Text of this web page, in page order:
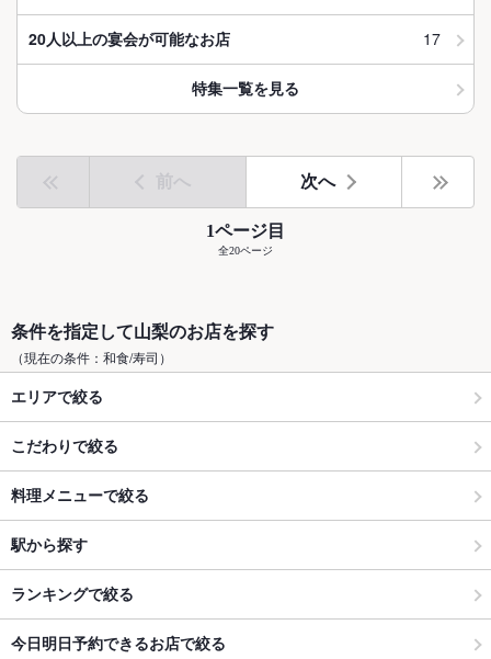
20人以上の宴会が可能なお店 17
特集一覧を見る
前へ 次へ
1ページ目
全20ページ
条件を指定して山梨のお店を探す
（現在の条件：和食/寿司）
エリアで絞る
こだわりで絞る
料理メニューで絞る
駅から探す
ランキングで絞る
今日明日予約できるお店で絞る